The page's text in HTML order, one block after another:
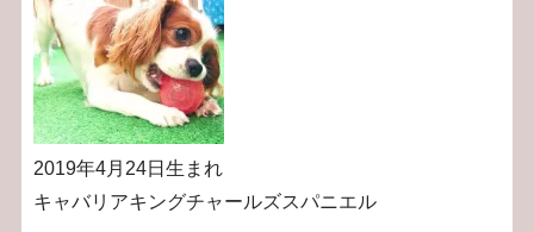
2019年4月24日生まれ
キャバリアキングチャールズスパニエル